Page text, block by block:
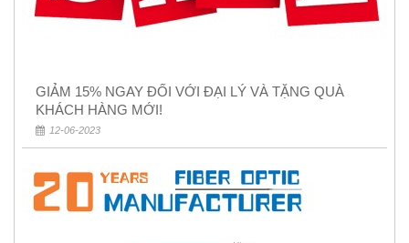
GIẢM 15% NGAY ĐỐI VỚI ĐẠI LÝ VÀ TẶNG QUÀ
KHÁCH HÀNG MỚI!
12-06-2023